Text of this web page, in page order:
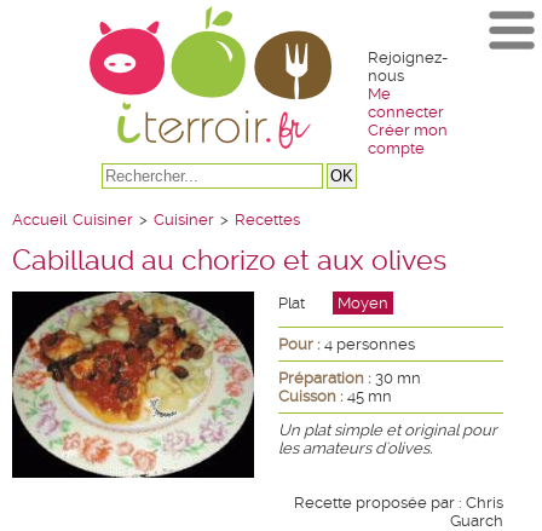
Rejoignez-
nous
Me
connecter
Créer mon
compte
Accueil Cuisiner > Cuisiner > Recettes
Cabillaud au chorizo et aux olives
Plat Moyen
Pour : 4 personnes
Préparation : 30 mn
Cuisson : 45 mn
Un plat simple et original pour
les amateurs d'olives.
Recette proposée par : Chris
Guarch